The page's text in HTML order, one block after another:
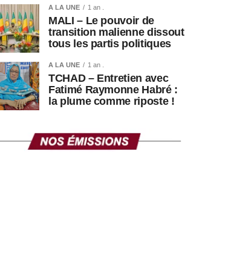
A LA UNE 1 an .
MALI – Le pouvoir de
transition malienne dissout
tous les partis politiques
A LA UNE 1 an .
TCHAD – Entretien avec
Fatimé Raymonne Habré :
la plume comme riposte !